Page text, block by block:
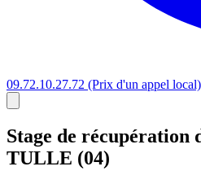
09.72.10.27.72 (Prix d'un appel local)
Stage de récupération
TULLE (04)